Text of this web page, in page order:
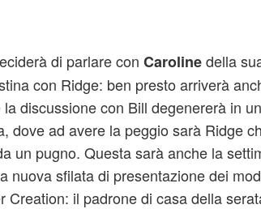
di parlare con Carolinedella
con Ridge: ben presto arriverà
discussione con Bill degenererà in
dove ad avere la peggio sarà Ridge
un pugno. Questa sarà anche la
nuova sfilata di presentazione dei
Creation: il padrone di casa della